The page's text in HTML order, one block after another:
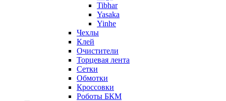
Tibhar
Yasaka
Yinhe
Чехлы
Клей
Очистители
Торцевая лента
Сетки
Обмотки
Кроссовки
Роботы БКМ